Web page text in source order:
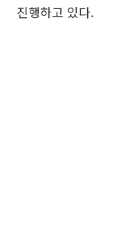
진행하고 있다.